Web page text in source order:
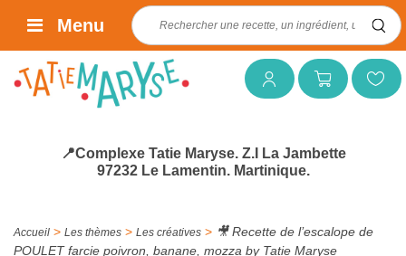
Mon compteMon panierMes favoris
Rechercher :
Menu
📍Complexe Tatie Maryse. Z.I La Jambette
97232 Le Lamentin. Martinique.
Accueil > Les thèmes > Les créatives > 🎥 Recette de l’escalope de
POULET farcie poivron, banane, mozza by Tatie Maryse